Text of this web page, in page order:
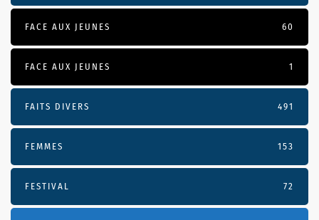
FACE AUX JEUNES 60
FACE AUX JEUNES 1
FAITS DIVERS 491
FEMMES 153
FESTIVAL 72